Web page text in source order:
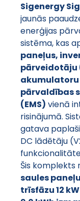
Sigenergy
jaunās
enerģijas
sistēma, kas
paneļus,
pārveidotāju
akumulatoru
pārvaldības
(EMS) vienā
risinājumā.
gatava
DC lādētāju
Šis komplekts
saules
trīsfāzu 12